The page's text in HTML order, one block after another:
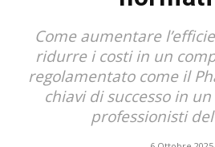
Come aumentare
ridurre i costi in un
regolamentato come il
chiavi di successo in
professionisti